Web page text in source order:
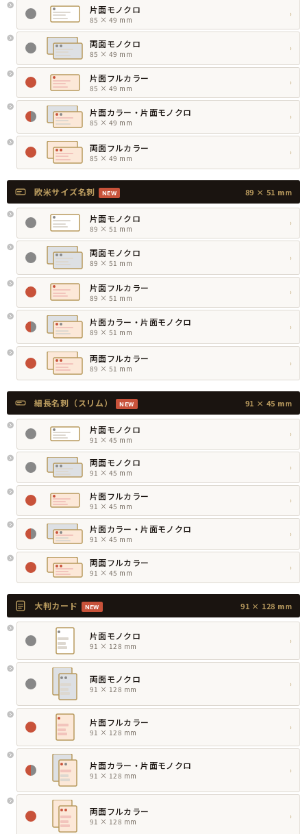
片面モノクロ
85 × 49 mm
›
両面モノクロ
85 × 49 mm
›
片面フルカラー
85 × 49 mm
›
片面カラー・片面モノクロ
85 × 49 mm
›
両面フルカラー
85 × 49 mm
›
欧米サイズ名刺 NEW 89 × 51 mm
片面モノクロ
89 × 51 mm
›
両面モノクロ
89 × 51 mm
›
片面フルカラー
89 × 51 mm
›
片面カラー・片面モノクロ
89 × 51 mm
›
両面フルカラー
89 × 51 mm
›
細長名刺（スリム） NEW 91 × 45 mm
片面モノクロ
91 × 45 mm
›
両面モノクロ
91 × 45 mm
›
片面フルカラー
91 × 45 mm
›
片面カラー・片面モノクロ
91 × 45 mm
›
両面フルカラー
91 × 45 mm
›
大判カード NEW 91 × 128 mm
片面モノクロ
91 × 128 mm
›
両面モノクロ
91 × 128 mm
›
片面フルカラー
91 × 128 mm
›
片面カラー・片面モノクロ
91 × 128 mm
›
両面フルカラー
91 × 128 mm
›